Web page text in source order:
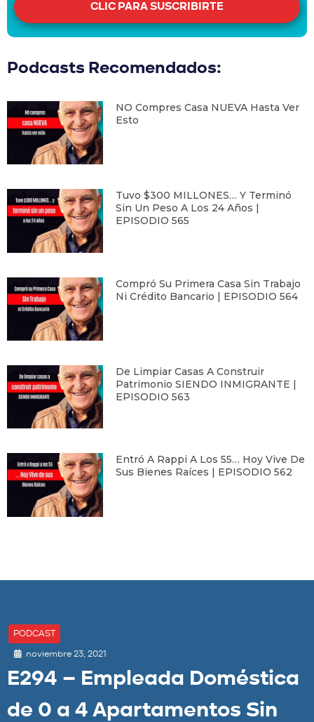
CLIC PARA SUSCRIBIRTE
Podcasts Recomendados:
NO Compres Casa NUEVA Hasta Ver
Esto
Tuvo $300 MILLONES… Y Terminó
Sin Un Peso A Los 24 Años |
EPISODIO 565
Compró Su Primera Casa Sin Trabajo
Ni Crédito Bancario | EPISODIO 564
De Limpiar Casas A Construir
Patrimonio SIENDO INMIGRANTE |
EPISODIO 563
Entró A Rappi A Los 55… Hoy Vive De
Sus Bienes Raíces | EPISODIO 562
PODCAST
noviembre 23, 2021
E294 – Empleada Doméstica
de 0 a 4 Apartamentos Sin